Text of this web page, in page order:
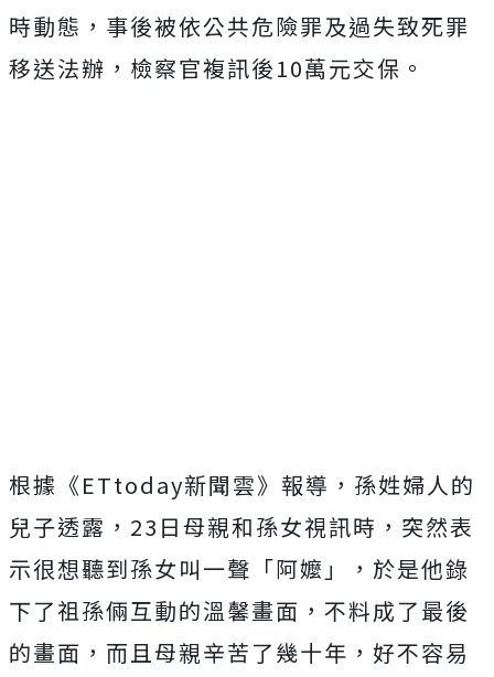
時動態，事後被依公共危險罪及過失致死罪
移送法辦，檢察官複訊後10萬元交保。
根據《ETtoday新聞雲》報導，孫姓婦人的
兒子透露，23日母親和孫女視訊時，突然表
示很想聽到孫女叫一聲「阿嬤」，於是他錄
下了祖孫倆互動的溫馨畫面，不料成了最後
的畫面，而且母親辛苦了幾十年，好不容易